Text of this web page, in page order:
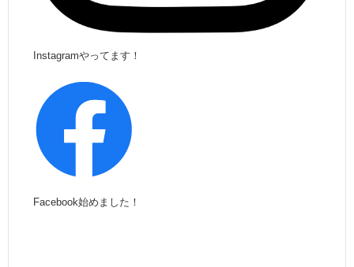
Instagramやってます！
Facebook始めました！